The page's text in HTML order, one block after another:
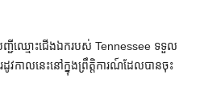
ញ្ជីឈ្មោះជើងឯករបស់ Tennessee ទទួល
កាលនេះនៅក្នុងព្រឹត្តិការណ៍ដែលបានចុះ